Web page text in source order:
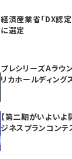
経済産業省「DX認
に選定
プレシリーズAラウ
リカホールディング
【第二期がいよいよ
ジネスプランコンテ